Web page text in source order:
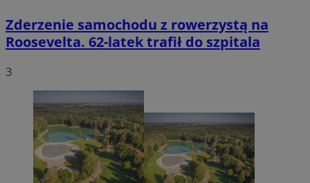
Zderzenie samochodu z rowerzystą na
Roosevelta. 62-latek trafił do szpitala
3